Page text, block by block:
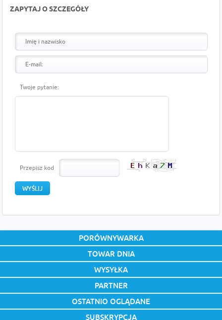
ZAPYTAJ O SZCZEGÓŁY
Twoje pytanie:
Przepisz kod
PORÓWNYWARKA
TOWAR DNIA
WYSYŁKA
PARTNER
OSTATNIO OGLĄDANE
SUBSKRYPCJA